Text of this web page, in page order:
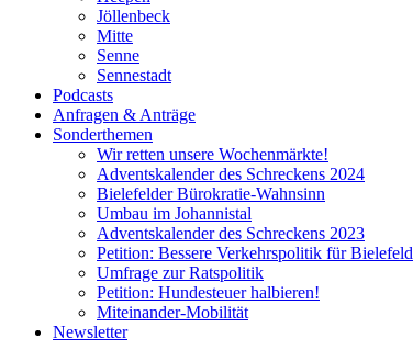
Jöllenbeck
Mitte
Senne
Sennestadt
Podcasts
Anfragen & Anträge
Sonderthemen
Wir retten unsere Wochenmärkte!
Adventskalender des Schreckens 2024
Bielefelder Bürokratie-Wahnsinn
Umbau im Johannistal
Adventskalender des Schreckens 2023
Petition: Bessere Verkehrspolitik für Bielefeld​​
Umfrage zur Ratspolitik
Petition: Hundesteuer halbieren!
Miteinander-Mobilität
Newsletter